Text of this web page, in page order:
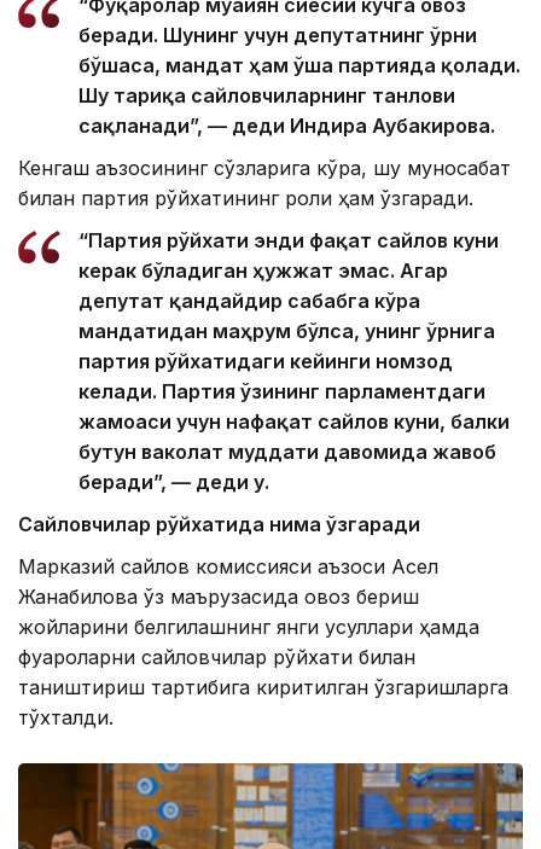
“Фуқаролар муайян сиёсий кучга овоз
беради. Шунинг учун депутатнинг ўрни
бўшаса, мандат ҳам ўша партияда қолади.
Шу тариқа сайловчиларнинг танлови
сақланади”, — деди Индира Аубакирова.
Кенгаш аъзосининг сўзларига кўра, шу муносабат
билан партия рўйхатининг роли ҳам ўзгаради.
“Партия рўйхати энди фақат сайлов куни
керак бўладиган ҳужжат эмас. Агар
депутат қандайдир сабабга кўра
мандатидан маҳрум бўлса, унинг ўрнига
партия рўйхатидаги кейинги номзод
келади. Партия ўзининг парламентдаги
жамоаси учун нафақат сайлов куни, балки
бутун ваколат муддати давомида жавоб
беради”, — деди у.
Сайловчилар рўйхатида нима ўзгаради
Марказий сайлов комиссияси аъзоси Асел
Жанабилова ўз маърузасида овоз бериш
жойларини белгилашнинг янги усуллари ҳамда
фуқароларни сайловчилар рўйхати билан
таништириш тартибига киритилган ўзгаришларга
тўхталди.